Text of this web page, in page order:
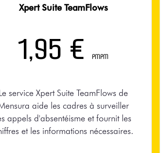
Xpert Suite TeamFlows
1,95 € PMPM
service Xpert Suite TeamFlows de
aide les cadres à surveiller
appels d'absentéisme et fournit les
et les informations nécessaires.